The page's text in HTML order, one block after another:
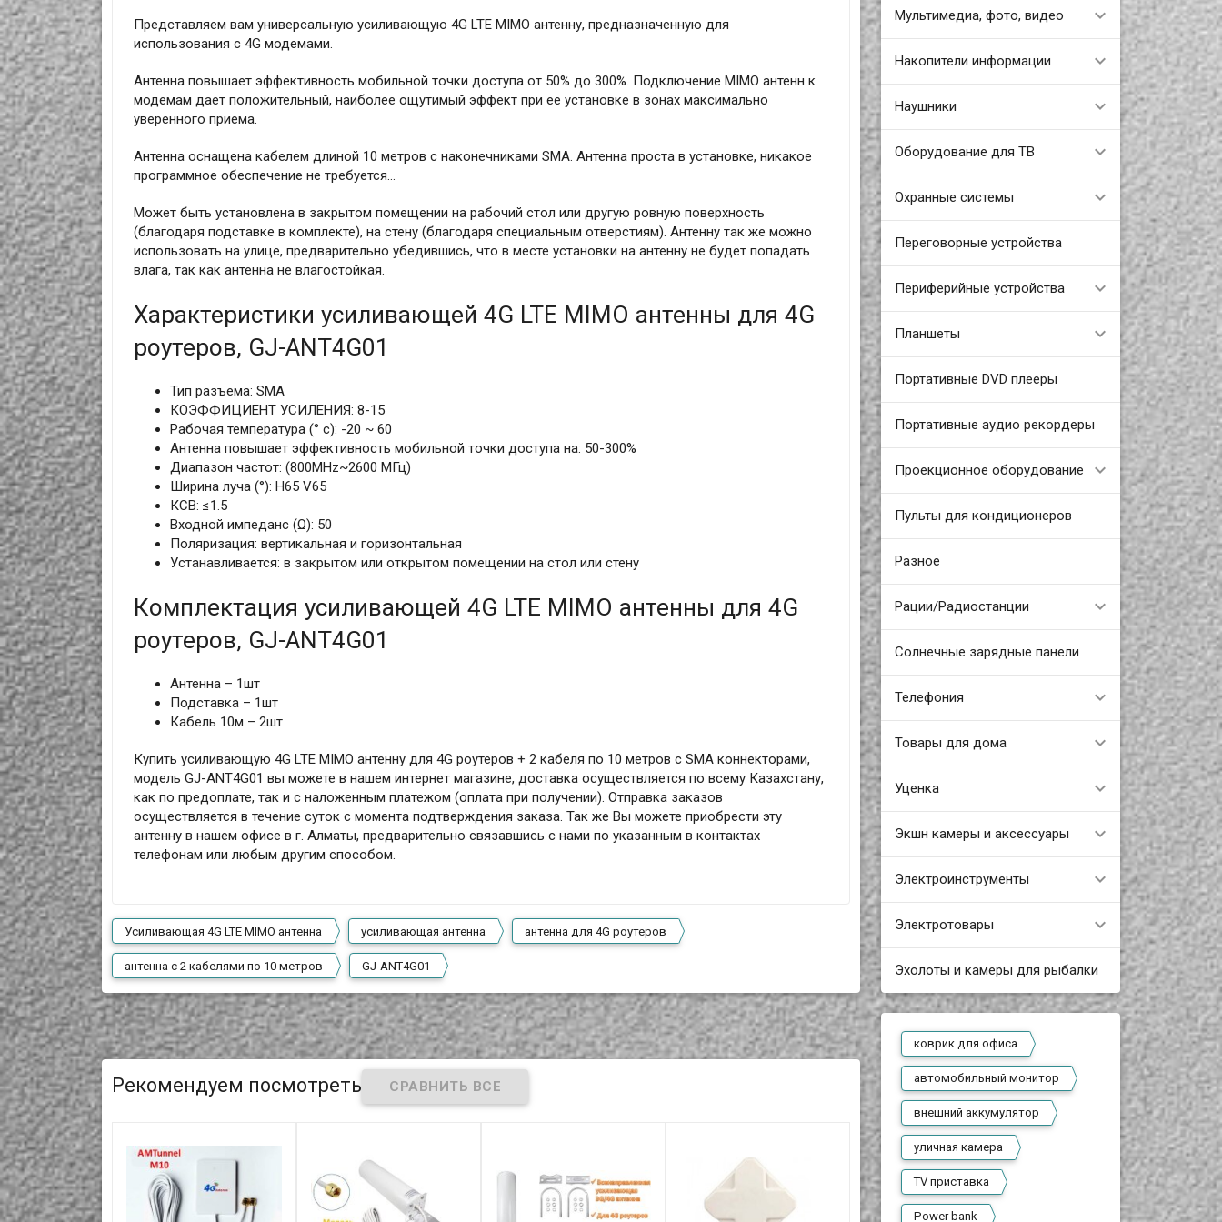
Мультимедиа, фото, видео
Накопители информации
Наушники
Оборудование для ТВ
Охранные системы
Переговорные устройства
Периферийные устройства
Планшеты
Портативные DVD плееры
Портативные аудио рекордеры
Проекционное оборудование
Пульты для кондиционеров
Разное
Рации/Радиостанции
Солнечные зарядные панели
Телефония
Товары для дома
Уценка
Экшн камеры и аксессуары
Электроинструменты
Электротовары
Эхолоты и камеры для рыбалки
коврик для офиса
автомобильный монитор
внешний аккумулятор
уличная камера
TV приставка
Power bank
Представляем вам универсальную усиливающую 4G LTE MIMO антенну, предназначенную для
использования с 4G модемами.
Антенна повышает эффективность мобильной точки доступа от 50% до 300%. Подключение MIMO антенн к
модемам дает положительный, наиболее ощутимый эффект при ее установке в зонах максимально
уверенного приема.
Антенна оснащена кабелем длиной 10 метров с наконечниками SMA. Антенна проста в установке, никакое
программное обеспечение не требуется…
Может быть установлена в закрытом помещении на рабочий стол или другую ровную поверхность
(благодаря подставке в комплекте), на стену (благодаря специальным отверстиям). Антенну так же можно
использовать на улице, предварительно убедившись, что в месте установки на антенну не будет попадать
влага, так как антенна не влагостойкая.
Характеристики усиливающей 4G LTE MIMO антенны для 4G
роутеров, GJ-ANT4G01
Тип разъема: SMA
КОЭФФИЦИЕНТ УСИЛЕНИЯ: 8-15
Рабочая температура (° c): -20 ~ 60
Антенна повышает эффективность мобильной точки доступа на: 50-300%
Диапазон частот: (800MHz~2600 МГц)
Ширина луча (°): H65 V65
КСВ: ≤1.5
Входной импеданс (Ω): 50
Поляризация: вертикальная и горизонтальная
Устанавливается: в закрытом или открытом помещении на стол или стену
Комплектация усиливающей 4G LTE MIMO антенны для 4G
роутеров, GJ-ANT4G01
Антенна – 1шт
Подставка – 1шт
Кабель 10м – 2шт
Купить усиливающую 4G LTE MIMO антенну для 4G роутеров + 2 кабеля по 10 метров c SMA коннекторами,
модель GJ-ANT4G01 вы можете в нашем интернет магазине, доставка осуществляется по всему Казахстану,
как по предоплате, так и с наложенным платежом (оплата при получении). Отправка заказов
осуществляется в течение суток с момента подтверждения заказа. Так же Вы можете приобрести эту
антенну в нашем офисе в г. Алматы, предварительно связавшись с нами по указанным в контактах
телефонам или любым другим способом.
Усиливающая 4G LTE MIMO антенна усиливающая антенна антенна для 4G роутеров
антенна с 2 кабелями по 10 метров GJ-ANT4G01
Рекомендуем посмотреть